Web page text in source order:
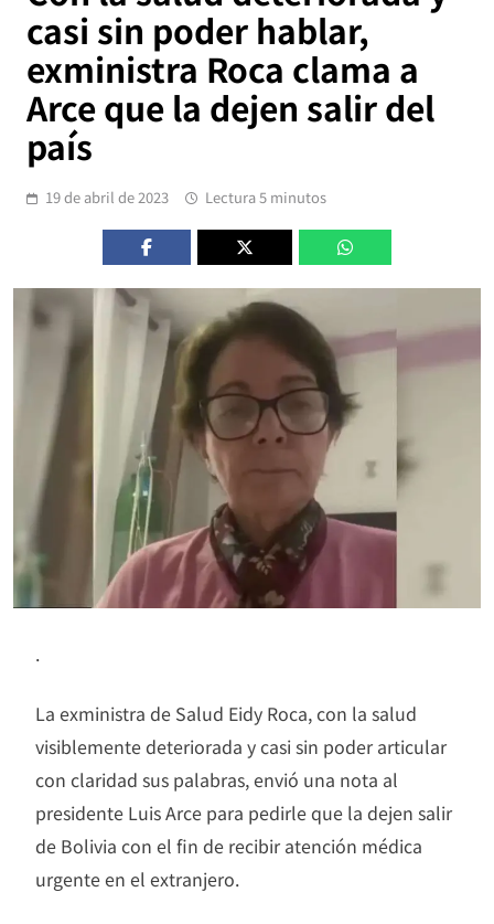
casi sin poder hablar,
exministra Roca clama a
Arce que la dejen salir del
país
19 de abril de 2023 Lectura 5 minutos
.
La exministra de Salud Eidy Roca, con la salud
visiblemente deteriorada y casi sin poder articular
con claridad sus palabras, envió una nota al
presidente Luis Arce para pedirle que la dejen salir
de Bolivia con el fin de recibir atención médica
urgente en el extranjero.